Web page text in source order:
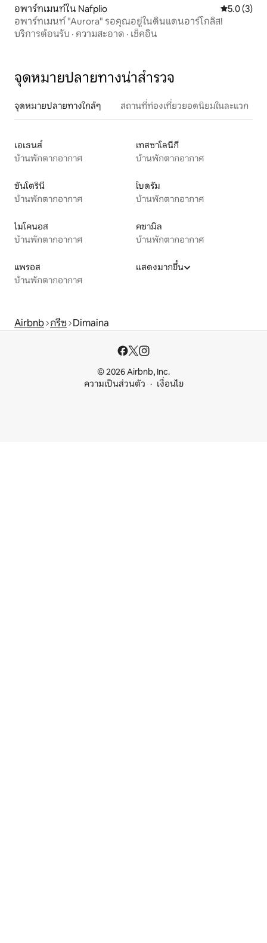
อพาร์ทเมนท์ใน Nafplio คะแนนเฉลี่
5.0 (3)
อพาร์ทเมนท์ "Aurora" รอคุณอยู่ในดินแดนอาร์โกลิส!
บริการต้อนรับ · ความสะอาด · เช็คอิน
จุดหมายปลายทางน่าสำรวจ
จุดหมายปลายทางใกล้ๆ สถานที่ท่องเที่ยวยอดนิยมในละแวก
เอเธนส์
บ้านพักตากอากาศ
เทสซาโลนีกี
บ้านพักตากอากาศ
ซันโตรินี
บ้านพักตากอากาศ
โบดรัม
บ้านพักตากอากาศ
ไมโคนอส
บ้านพักตากอากาศ
คซามิล
บ้านพักตากอากาศ
แพรอส
บ้านพักตากอากาศ
แสดงมากขึ้น
Airbnb กรีซ Dimaina
© 2026 Airbnb, Inc.
ความเป็นส่วนตัว
เงื่อนไข